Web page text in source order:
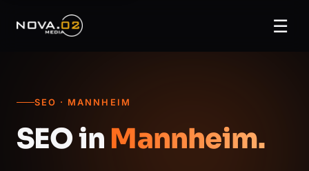
☰
SEO · MANNHEIM
SEO in Mannheim.